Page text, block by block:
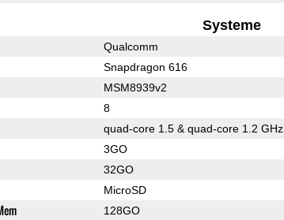
Systeme
Qualcomm
Snapdragon 616
MSM8939v2
8
quad-core 1.5 & quad-core 1.2 GHz
3GO
32GO
MicroSD
128GO